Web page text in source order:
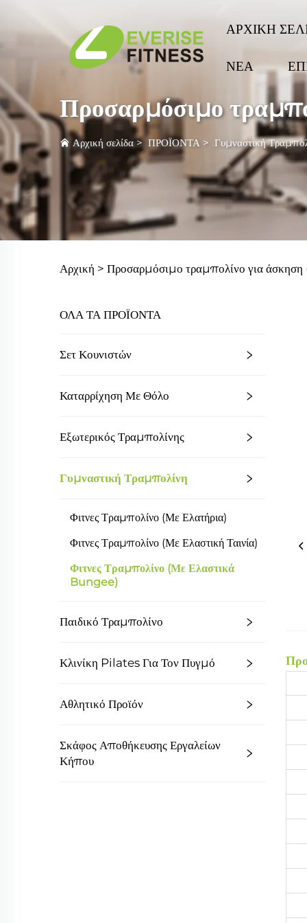
ΑΡΧΙΚΗ
ΝΕΑ
Προσαρμόσιμο
Αρχική σελίδα> ΠΡΟΪΟΝΤΑ > Γυμναστική
Αρχική > Προσαρμόσιμο τραμπολίνο για
ΟΛΑ ΤΑ ΠΡΟΪΟΝΤΑ
Σετ Κουνιστών
Καταρρίχηση Με Θόλο
Εξωτερικός Τραμπολίνης
Γυμναστική Τραμπολίνη
Φιτνες Τραμπολίνο (με Ελατήρια)
Φιτνες Τραμπολίνο (με Ελαστική Ταινία)
Φιτνες Τραμπολίνο (με Ελαστικά
Bungee)
Παιδικό Τραμπολίνο
Κλινίκη Pilates Για Τον Πυγμό
Αθλητικό Προϊόν
Σκάφος Αποθήκευσης Εργαλείων
Κήπου